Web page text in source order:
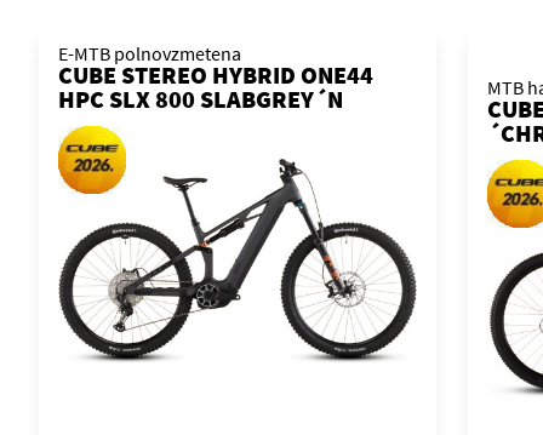
E-MTB polnovzmetena
CUBE STEREO HYBRID ONE44
HPC SLX 800 SLABGREY´N
´ORANGE 2026 KOLO
MTB